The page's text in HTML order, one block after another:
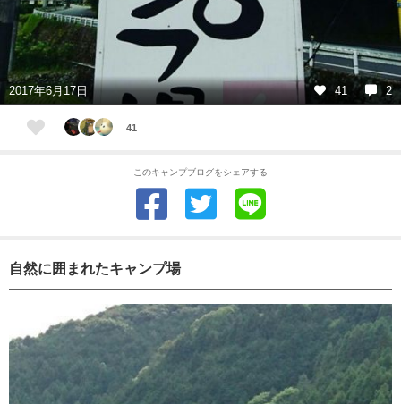
2017年6月17日 41 2
41
このキャンプブログをシェアする
自然に囲まれたキャンプ場